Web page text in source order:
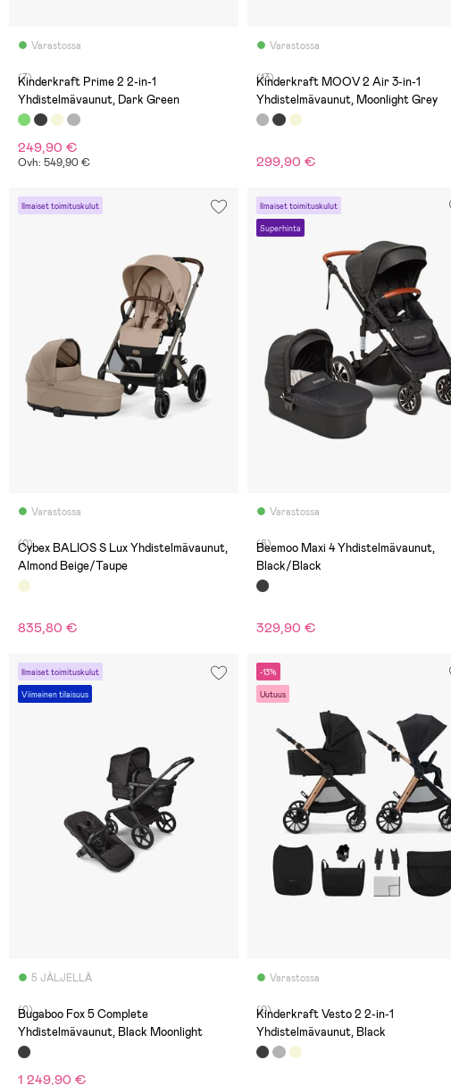
Varastossa
(7)
Kinderkraft Prime 2 2-in-1
Yhdistelmävaunut, Dark Green
249,90 €
Ovh: 549,90 €
Varastossa
(13)
Kinderkraft MOOV 2 Air 3-in-1
Yhdistelmävaunut, Moonlight Grey
299,90 €
Ilmaiset toimituskulut
Varastossa
(0)
Cybex BALIOS S Lux Yhdistelmävaunut,
Almond Beige/Taupe
835,80 €
Ilmaiset toimituskulut
Superhinta
Varastossa
(6)
Beemoo Maxi 4 Yhdistelmävaunut,
Black/Black
329,90 €
Ilmaiset toimituskulut
Viimeinen tilaisuus
5 JÄLJELLÄ
(0)
Bugaboo Fox 5 Complete
Yhdistelmävaunut, Black Moonlight
1 249,90 €
-13%
Uutuus
Varastossa
(0)
Kinderkraft Vesto 2 2-in-1
Yhdistelmävaunut, Black